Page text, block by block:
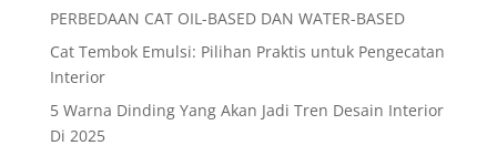
PERBEDAAN CAT OIL-BASED DAN WATER-BASED
Cat Tembok Emulsi: Pilihan Praktis untuk Pengecatan
Interior
5 Warna Dinding Yang Akan Jadi Tren Desain Interior
Di 2025